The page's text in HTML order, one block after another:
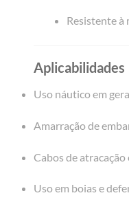
Resistente
Aplicabilidades
Uso náutico em
Amarração de
Cabos de
Uso em boias e